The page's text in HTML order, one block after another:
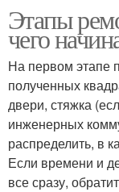
Этапы
чего
На первом этапе
полученных
двери, стяжка
инженерных
распределить, в
Если времени и
все сразу,